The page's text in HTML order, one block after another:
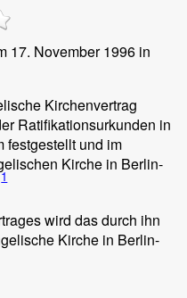
17. November 1996 in
Kirchenvertrag
Ratifikationsurkunden in
festgestellt und im
Kirche in Berlin-
1
wird das durch ihn
Kirche in Berlin-